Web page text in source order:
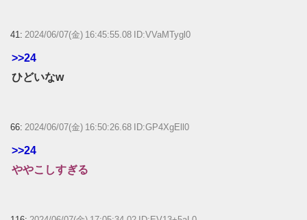
41: 2024/06/07(金) 16:45:55.08 ID:VVaMTygl0
>>24
ひどいなw
66: 2024/06/07(金) 16:50:26.68 ID:GP4XgEll0
>>24
ややこしすぎる